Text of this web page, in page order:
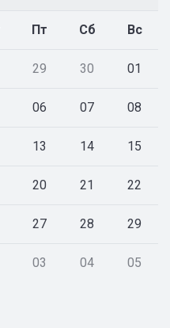
Пт Сб Вс
29 30 01
06 07 08
13 14 15
20 21 22
27 28 29
03 04 05